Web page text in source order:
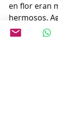
en flor eran
hermosos.
gustaría